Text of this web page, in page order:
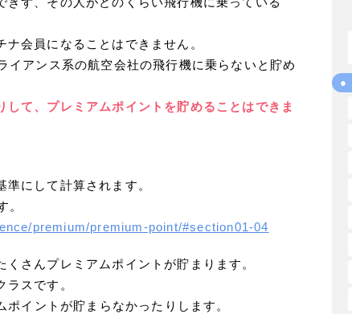
会員になることはできません。
アンス系の航空会社の飛行機に乗らないと貯め
て、プレミアムポイントを貯めることはできま
にして計算されます。
。
premium/premium-point/#section01-04
さんプレミアムポイントが貯まります。
スです。
イントが貯まらなかったりします。